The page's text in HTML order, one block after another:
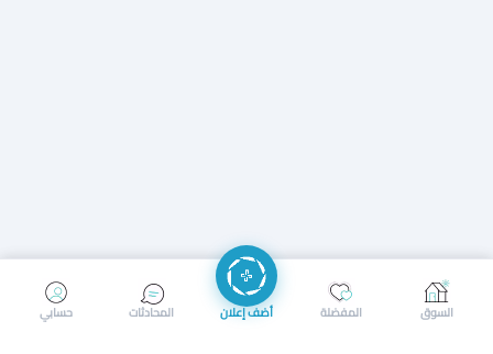
إرسال رسالة إجراء مكالمة
حسابي المحادثات أضف إعلان المفضلة السوق